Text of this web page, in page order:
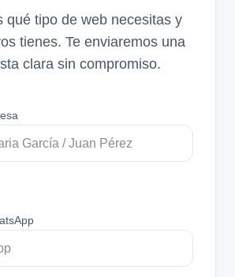
qué tipo de web necesitas y
tienes. Te enviaremos una
clara sin compromiso.